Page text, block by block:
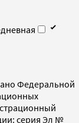
Федеральной
серия Эл №